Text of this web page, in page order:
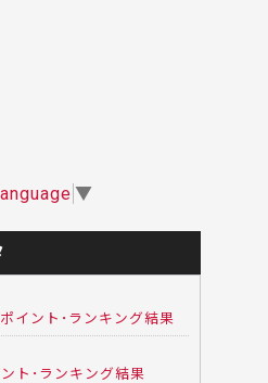
▼
イント･ランキング結果
ト･ランキング結果